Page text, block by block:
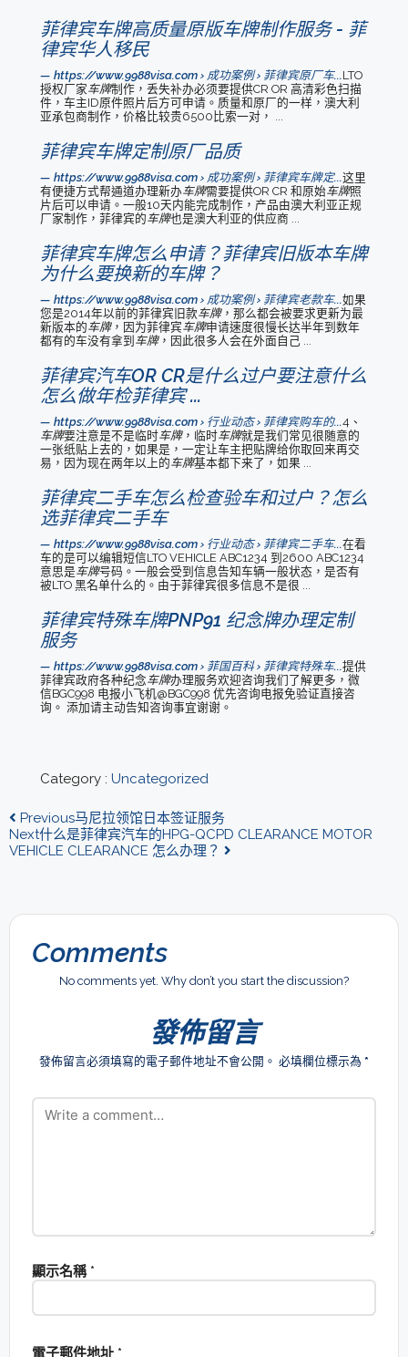
菲律宾车牌高质量原版车牌制作服务 - 菲
律宾华人移民
https://www.9988visa.com › 成功案例 › 菲律宾原厂车...LTO
授权厂家车牌制作，丢失补办必须要提供CR OR 高清彩色扫描
件，车主ID原件照片后方可申请。质量和原厂的一样，澳大利
亚承包商制作，价格比较贵6500比索一对， ...
菲律宾车牌定制原厂品质
https://www.9988visa.com › 成功案例 › 菲律宾车牌定...这里
有便捷方式帮通道办理新办车牌需要提供OR CR 和原始车牌照
片后可以申请。一般10天内能完成制作，产品由澳大利亚正规
厂家制作，菲律宾的车牌也是澳大利亚的供应商 ...
菲律宾车牌怎么申请？菲律宾旧版本车牌
为什么要换新的车牌？
https://www.9988visa.com › 成功案例 › 菲律宾老款车...如果
您是2014年以前的菲律宾旧款车牌，那么都会被要求更新为最
新版本的车牌，因为菲律宾车牌申请速度很慢长达半年到数年
都有的车没有拿到 车牌，因此很多人会在外面自己 ...
菲律宾汽车OR CR是什么过户要注意什么
怎么做年检菲律宾 ...
https://www.9988visa.com › 行业动态 › 菲律宾购车的...4、
车牌要注意是不是临时车牌，临时车牌就是我们常见很随意的
一张纸贴上去的，如果是，一定让车主把贴牌给你取回来再交
易，因为现在两年以上的车牌基本都下来了，如果 ...
菲律宾二手车怎么检查验车和过户？怎么
选菲律宾二手车
https://www.9988visa.com › 行业动态 › 菲律宾二手车...在看
车的是可以编辑短信LTO VEHICLE ABC1234 到2600 ABC1234
意思是车牌号码。一般会受到信息告知车辆一般状态，是否有
被LTO 黑名单什么的。由于菲律宾很多信息不是很 ...
菲律宾特殊车牌PNP91 纪念牌办理定制
服务
https://www.9988visa.com › 菲国百科 › 菲律宾特殊车...提供
菲律宾政府各种纪念车牌办理服务欢迎咨询我们了解更多，微
信BGC998 电报小飞机@BGC998 优先咨询电报免验证直接咨
询。 添加请主动告知咨询事宜谢谢。
Category : Uncategorized
Previous马尼拉领馆日本签证服务
Next什么是菲律宾汽车的HPG-QCPD CLEARANCE MOTOR
VEHICLE CLEARANCE 怎么办理？
Comments
No comments yet. Why don’t you start the discussion?
發佈留言
發佈留言必須填寫的電子郵件地址不會公開。 必填欄位標示為 *
顯示名稱 *
電子郵件地址 *